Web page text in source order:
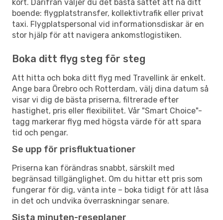
kort. Därifrån väljer du det bästa sättet att nå ditt
boende: flygplatstransfer, kollektivtrafik eller privat
taxi. Flygplatspersonal vid informationsdiskar är en
stor hjälp för att navigera ankomstlogistiken.
Boka ditt flyg steg för steg
Att hitta och boka ditt flyg med Travellink är enkelt.
Ange bara Örebro och Rotterdam, välj dina datum så
visar vi dig de bästa priserna, filtrerade efter
hastighet, pris eller flexibilitet. Vår "Smart Choice"-
tagg markerar flyg med högsta värde för att spara
tid och pengar.
Se upp för prisfluktuationer
Priserna kan förändras snabbt, särskilt med
begränsad tillgänglighet. Om du hittar ett pris som
fungerar för dig, vänta inte – boka tidigt för att låsa
in det och undvika överraskningar senare.
Sista minuten-reseplaner